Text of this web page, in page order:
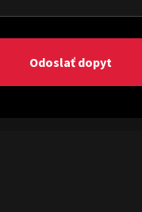
„VŠADE DOMA“ s
Odoslať dopyt